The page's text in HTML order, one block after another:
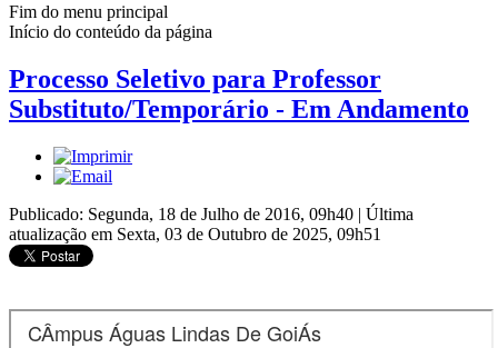
Fim do menu principal
Início do conteúdo da página
Processo Seletivo para Professor
Substituto/Temporário - Em Andamento
Publicado: Segunda, 18 de Julho de 2016, 09h40 | Última
atualização em Sexta, 03 de Outubro de 2025, 09h51